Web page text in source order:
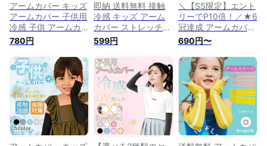
アームカバー キッズ
アームカバー 子供用
冷感 子供 アームカ
バー 子供 冷感 アー
ムカバー キッズ ジ
ュニア ベビー 赤ち
ゃん 子供 暑さ対策
虫除け 涼しい 吸収
速乾 UVカット 子供
用アームカバー レジ
ャー スポーツ アウ
トドア キャンプ ひ
んやり ストレッチ
780円
即納 送料無料 接触
冷感 キッズ アーム
カバー ストレッチ
子供 日焼け防止 UV
カット スポーツ 冷
感 ひんやり 虫よけ
虫刺され防止 涼しい
クール キッズ 子供
用 男の子 女の子 紫
外線対策 高温 真夏
猛暑 熱中症 暑さ対
策 可愛い ロング 散
歩 お出かけ キッズ
599円
＼【SS限定】エント
リーでP10倍！／★6
冠達成 アームカバー
子供 アームカバー
キッズ 指穴タイプ
冷感 子供アームカバ
ー 虫よけ 日焼け防
止 子ども UVカット
子供用 アームカバー
アームカバー おしゃ
れ 腕カバー 袖カバ
ースポーツ 男の子
女の子 ひんやり 熱
690円〜